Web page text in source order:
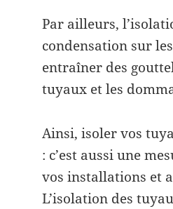
Par ailleurs,
condensation sur
entraîner des
tuyaux et les
Ainsi, isoler vos
: c’est aussi une
vos installations et
L’isolation des